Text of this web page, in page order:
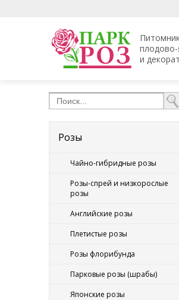
и
Розы
Чайно-гибридные розы
Розы-спрей и низкорослые
розы
Английские розы
Плетистые розы
Розы флорибунда
Парковые розы (шрабы)
Японские розы